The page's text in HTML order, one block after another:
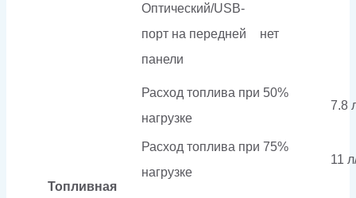
Оптический/USB-
порт на передней
панели
нет
Топливная
Расход топлива при 50%
нагрузке
7.8
Расход топлива при 75%
нагрузке
11